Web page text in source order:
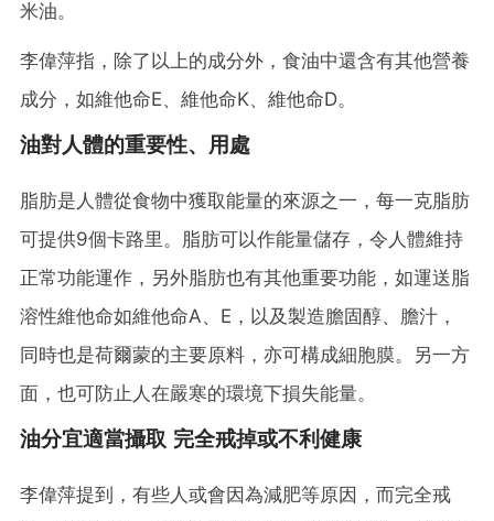
米油。
李偉萍指，除了以上的成分外，食油中還含有其他營養
成分，如維他命E、維他命K、維他命D。
油對人體的重要性、用處
脂肪是人體從食物中獲取能量的來源之一，每一克脂肪
可提供9個卡路里。脂肪可以作能量儲存，令人體維持
正常功能運作，另外脂肪也有其他重要功能，如運送脂
溶性維他命如維他命A、E，以及製造膽固醇、膽汁，
同時也是荷爾蒙的主要原料，亦可構成細胞膜。另一方
面，也可防止人在嚴寒的環境下損失能量。
油分宜適當攝取 完全戒掉或不利健康
李偉萍提到，有些人或會因為減肥等原因，而完全戒